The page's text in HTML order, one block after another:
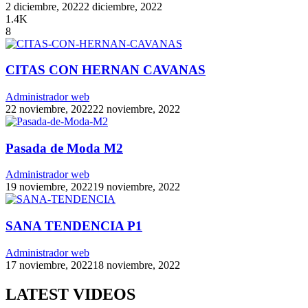
2 diciembre, 20222 diciembre, 2022
1.4K
8
CITAS CON HERNAN CAVANAS
Administrador web
22 noviembre, 202222 noviembre, 2022
Pasada de Moda M2
Administrador web
19 noviembre, 202219 noviembre, 2022
SANA TENDENCIA P1
Administrador web
17 noviembre, 202218 noviembre, 2022
LATEST VIDEOS